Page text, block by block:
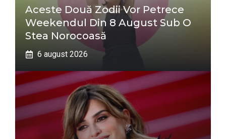
Aceste Două Zodii Vor Petrece
Weekendul Din 8 August Sub O
Stea Norocoasă
6 august 2026